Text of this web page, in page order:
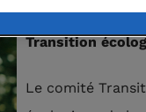
d’intégrer le
Transition
Le comité